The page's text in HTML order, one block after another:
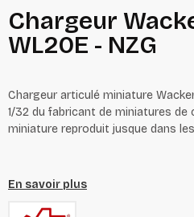
Chargeur
WL20E - NZG
Chargeur articulé miniature
1/32 du fabricant de miniatures de
miniature reproduit jusque dans
En savoir plus